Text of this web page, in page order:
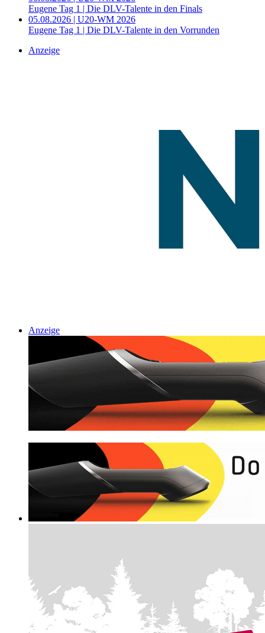
Eugene Tag 1 | Die DLV-Talente in den Finals
05.08.2026 | U20-WM 2026
Eugene Tag 1 | Die DLV-Talente in den Vorrunden
Anzeige
Anzeige